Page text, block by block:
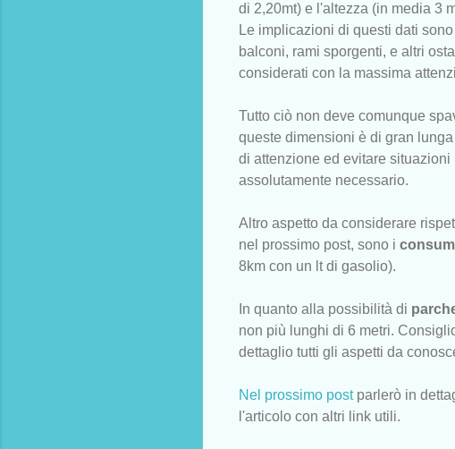
di 2,20mt) e l'altezza (in media 3
Le implicazioni di questi dati
balconi, rami sporgenti, e altri
considerati con la massima
Tutto ciò non deve comunque
queste dimensioni è di gran
di attenzione ed evitare
assolutamente necessario.
Altro aspetto da considerare
nel prossimo post, sono i
8km con un lt di gasolio).
In quanto alla possibilità di
non più lunghi di 6 metri.
dettaglio tutti gli aspetti da
Nel prossimo postparlerò in
l'articolo con altri link utili.